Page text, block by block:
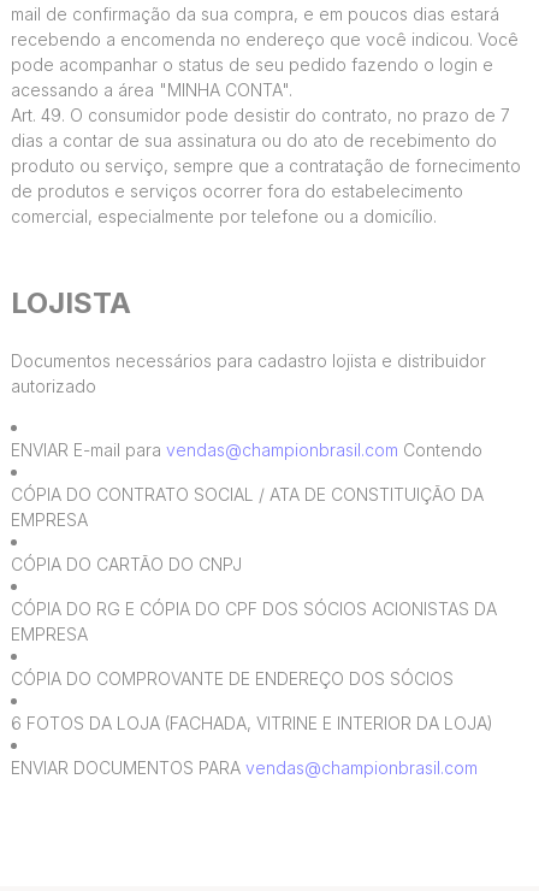
mail de confirmação da sua compra, e em poucos dias estará
recebendo a encomenda no endereço que você indicou. Você
pode acompanhar o status de seu pedido fazendo o login e
acessando a área "MINHA CONTA".
Art. 49. O consumidor pode desistir do contrato, no prazo de 7
dias a contar de sua assinatura ou do ato de recebimento do
produto ou serviço, sempre que a contratação de fornecimento
de produtos e serviços ocorrer fora do estabelecimento
comercial, especialmente por telefone ou a domicílio.
LOJISTA
Documentos necessários para cadastro lojista e distribuidor
autorizado
ENVIAR E-mail para vendas@championbrasil.com Contendo
CÓPIA DO CONTRATO SOCIAL / ATA DE CONSTITUIÇÃO DA
EMPRESA
CÓPIA DO CARTÃO DO CNPJ
CÓPIA DO RG E CÓPIA DO CPF DOS SÓCIOS ACIONISTAS DA
EMPRESA
CÓPIA DO COMPROVANTE DE ENDEREÇO DOS SÓCIOS
6 FOTOS DA LOJA (FACHADA, VITRINE E INTERIOR DA LOJA)
ENVIAR DOCUMENTOS PARA vendas@championbrasil.com